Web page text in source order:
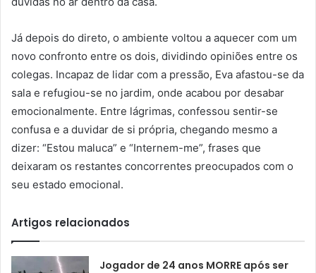
Já depois do direto, o ambiente voltou a aquecer com um
novo confronto entre os dois, dividindo opiniões entre os
colegas. Incapaz de lidar com a pressão, Eva afastou-se da
sala e refugiou-se no jardim, onde acabou por desabar
emocionalmente. Entre lágrimas, confessou sentir-se
confusa e a duvidar de si própria, chegando mesmo a
dizer: “Estou maluca” e “Internem-me”, frases que
deixaram os restantes concorrentes preocupados com o
seu estado emocional.
Artigos relacionados
Jogador de 24 anos MORRE após ser